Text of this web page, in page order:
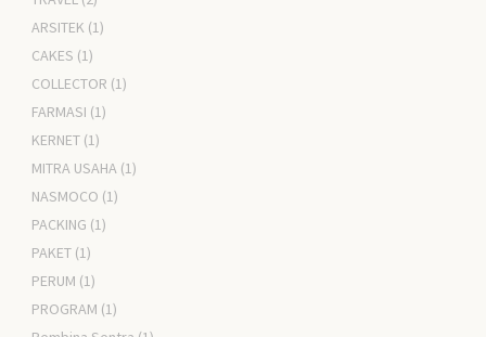
ARSITEK (1)
CAKES (1)
COLLECTOR (1)
FARMASI (1)
KERNET (1)
MITRA USAHA (1)
NASMOCO (1)
PACKING (1)
PAKET (1)
PERUM (1)
PROGRAM (1)